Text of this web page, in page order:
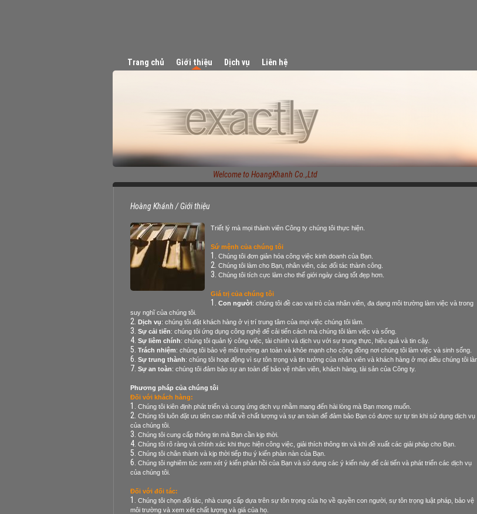
Trang chủ Giới thiệu Dịch vụ Liên hệ
Welcome to HoangKhanh Co.,Ltd
Hoàng Khánh /Giới thiệu
Triết lý mà mọi thành viên Công ty chúng tôi thực hiện.
Sứ mệnh của chúng tôi
Chúng tôi đơn giản hóa công việc kinh doanh của Bạn.
Chúng tôi làm cho Bạn, nhân viên, các đối tác thành công.
Chúng tôi tích cực làm cho thế giới ngày càng tốt đẹp hơn.
Giá trị của chúng tôi
Con người: chúng tôi đề cao vai trò của nhân viên, đa dạng môi trường làm việc và trong
suy nghĩ của chúng tôi.
Dịch vụ: chúng tôi đặt khách hàng ở vị trí trung tâm của mọi việc chúng tôi làm.
Sự cải tiến: chúng tôi ứng dụng công nghệ để cải tiến cách mà chúng tôi làm việc và sống.
Sự liêm chính: chúng tôi quản lý công việc, tài chính và dịch vụ với sự trung thực, hiệu quả và tin cậy.
Trách nhiệm: chúng tôi bảo vệ môi trường an toàn và khỏe mạnh cho cộng đồng nơi chúng tôi làm việc và sinh sống.
Sự trung thành: chúng tôi hoạt động vì sự tôn trọng và tin tưởng của nhân viên và khách hàng ở mọi điều chúng tôi
Sự an toàn: chúng tôi đảm bảo sự an toàn để bảo vệ nhân viên, khách hàng, tài sản của Công ty.
Phương pháp của chúng tôi
Đối với khách hàng:
Chúng tôi kiên định phát triển và cung ứng dịch vụ nhằm mang đến hài lòng mà Bạn mong muốn.
Chúng tôi luôn đặt ưu tiên cao nhất về chất lượng và sự an toàn để đảm bảo Bạn có được sự tự tin khi sử dụng dịch vụ
của chúng tôi.
Chúng tôi cung cấp thông tin mà Bạn cần kịp thời.
Chúng tôi rõ ràng và chính xác khi thực hiện công việc, giải thích thông tin và khi đề xuất các giải pháp cho Bạn.
Chúng tôi chân thành và kịp thời tiếp thu ý kiến phàn nàn của Bạn.
Chúng tôi nghiêm túc xem xét ý kiến phản hồi của Bạn và sử dụng các ý kiến này để cải tiến và phát triển các dịch vụ
của chúng tôi.
Đối với đối tác:
Chúng tôi chọn đối tác, nhà cung cấp dựa trên sự tôn trọng của họ về quyền con người, sự tôn trọng luật pháp, bảo vệ
môi trường và xem xét chất lượng và giá của họ.